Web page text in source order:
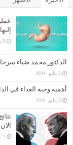
3 مايو، 2024
الدكتور محمد ضياء
3 مايو، 2024
أهمية وجبة الغداء في
3 مايو، 2024
الان
7 نوفمبر، 2020